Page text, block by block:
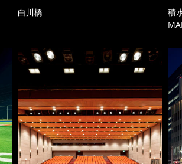
白川橋
積